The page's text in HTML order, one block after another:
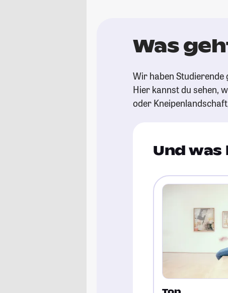
Was
Wir haben Studierende
Hier kannst du sehen,
oder
Und was